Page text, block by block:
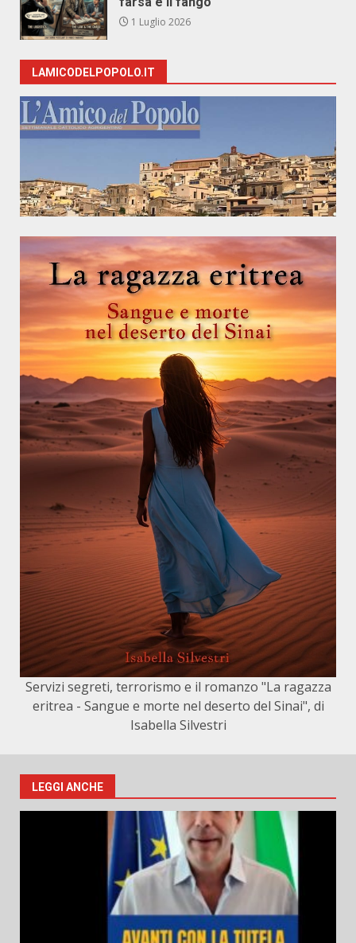
1 Luglio 2026
LAMICODELPOPOLO.IT
Servizi segreti, terrorismo e il romanzo "La ragazza
eritrea - Sangue e morte nel deserto del Sinai", di
Isabella Silvestri
LEGGI ANCHE